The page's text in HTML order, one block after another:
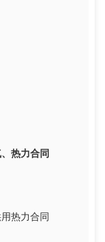
热力合同
热力合同